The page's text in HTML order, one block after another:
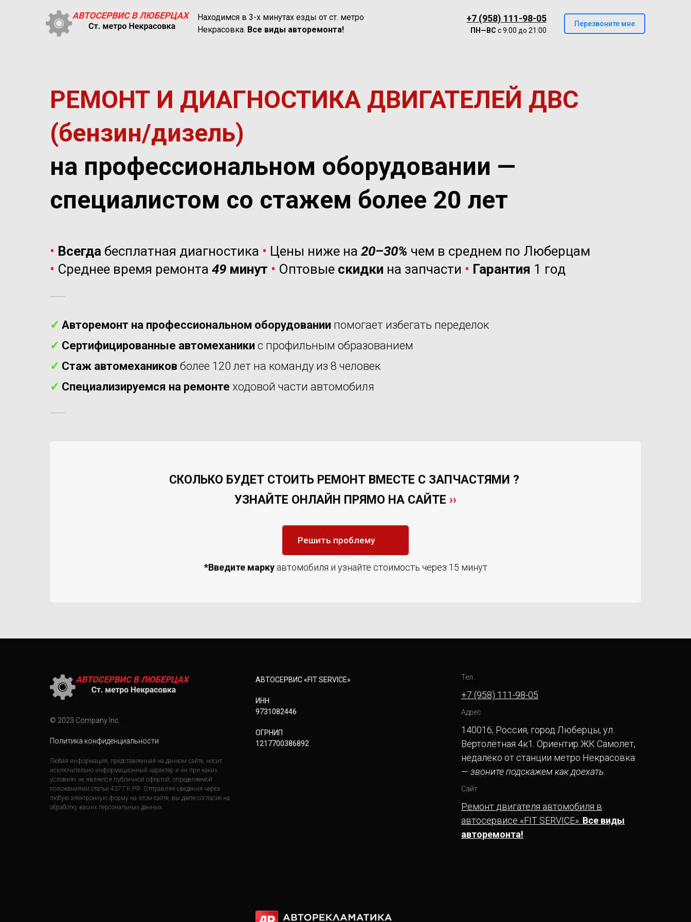
Находимся в 3-х минутах езды от ст. метро
Некрасовка. Все виды авторемонта!
+7 (958) 111-98-05
ПН—ВС с 9:00 до 21:00
Перезвоните мне
РЕМОНТ И ДИАГНОСТИКА ДВИГАТЕЛЕЙ ДВС
(бензин/дизель)
на профессиональном оборудовании —
специалистом со стажем более 20 лет
• Всегда бесплатная диагностика • Цены ниже на 20–30% чем в среднем по Люберцам
• Среднее время ремонта 49 минут • Оптовые скидки на запчасти • Гарантия 1 год
✓ Авторемонт на профессиональном оборудовании помогает избегать переделок
✓ Сертифицированные автомеханики с профильным образованием
✓ Стаж автомехаников более 120 лет на команду из 8 человек
✓ Специализируемся на ремонте ходовой части автомобиля
СКОЛЬКО БУДЕТ СТОИТЬ РЕМОНТ ВМЕСТЕ С ЗАПЧАСТЯМИ ?
УЗНАЙТЕ ОНЛАЙН ПРЯМО НА САЙТЕ ››
Решить проблему
*Введите марку автомобиля и узнайте стоимость через 15 минут
© 2023 Company Inc.
Политика конфиденциальности
Любая информация, представленная на данном сайте, носит
исключительно информационный характер и ни при каких
условиях не является публичной офертой, определяемой
положениями статьи 437 ГК РФ. Отправляя сведения через
любую электронную форму на этом сайте, вы даете согласие на
обработку ваших персональных данных.
АВТОСЕРВИС «FIT SERVICE»
ИНН
9731082446
ОГРНИП
1217700386892
Тел.
+7 (958) 111-98-05
Адрес
140016, Россия, город Люберцы, ул.
Вертолётная 4к1. Ориентир ЖК Самолет,
недалеко от станции метро Некрасовка
— звоните подскажем как доехать.
Сайт
Ремонт двигателя автомобиля в
автосервисе «FIT SERVICE». Все виды
авторемонта!